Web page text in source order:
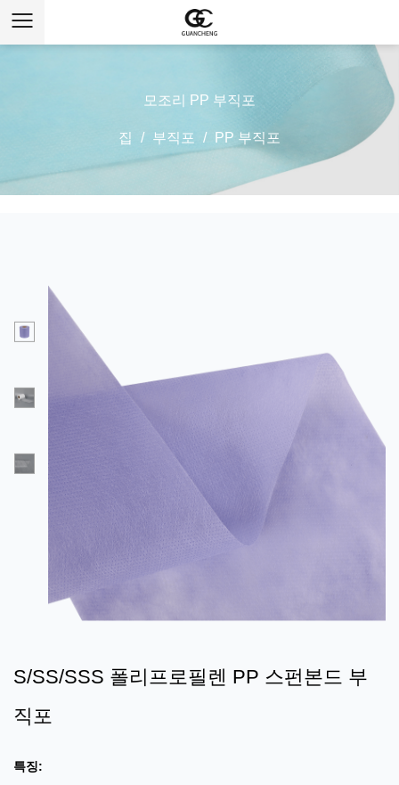
모조리 PP 부직포
집 / 부직포 / PP 부직포
S/SS/SSS 폴리프로필렌 PP 스펀본드 부
직포
특징: